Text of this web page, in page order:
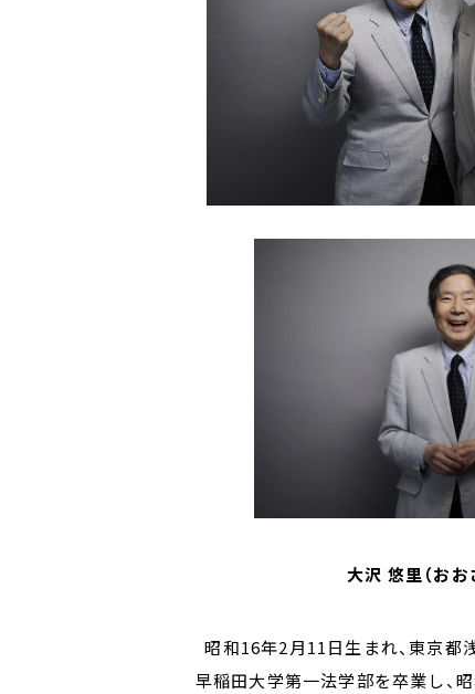
大沢 悠里（おお
昭和16年2月11日生まれ、東京都
早稲田大学第一法学部を卒業し、